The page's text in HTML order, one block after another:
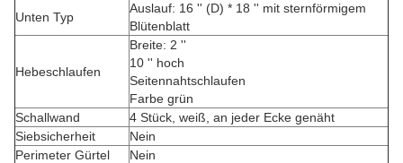
Unten Typ
Auslauf: 16 '' (D) * 18 '' mit sternförmigem
Blütenblatt
Hebeschlaufen
Breite: 2 ''
10 '' hoch
Seitennahtschlaufen
Farbe grün
Schallwand
4 Stück, weiß, an jeder Ecke genäht
Siebsicherheit
Nein
Perimeter Gürtel
Nein